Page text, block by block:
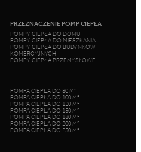
PRZEZNACZENIE POMP CIEPŁA
POMPY CIEPŁA DO DOMU
POMPY CIEPŁA DO MIESZKANIA
POMPY CIEPŁA DO BUDYNKÓW
KOMERCYJNYCH
POMPY CIEPŁA PRZEMYSŁOWE
POMPA CIEPŁA DO 80 M²
POMPA CIEPŁA DO 100 M²
POMPA CIEPŁA DO 120 M²
POMPA CIEPŁA DO 150 M²
POMPA CIEPŁA DO 180 M²
POMPA CIEPŁA DO 200 M²
POMPA CIEPŁA DO 250 M²